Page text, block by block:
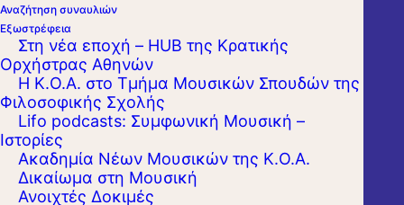
Αναζήτηση συναυλιών
Εξωστρέφεια
Στη νέα εποχή – HUB της Κρατικής
Ορχήστρας Αθηνών
Η Κ.Ο.Α. στο Τμήμα Μουσικών Σπουδών της
Φιλοσοφικής Σχολής
Lifo podcasts: Συμφωνική Μουσική –
Ιστορίες
Ακαδημία Νέων Μουσικών της Κ.Ο.Α.
Δικαίωμα στη Μουσική
Ανοιχτές Δοκιμές